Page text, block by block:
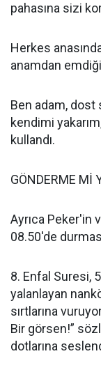
pahasına sizi
Herkes
anamdan
Ben adam,
kendimi
kullandı.
GÖNDERME Mİ
Ayrıca Peker'in
08.50'de
8. Enfal Suresi,
yalanlayan
sırtlarına
Bir görsen!”
dotlarına